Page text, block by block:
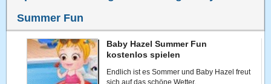
Summer Fun
Baby Hazel Summer Fun
kostenlos spielen
Endlich ist es Sommer und Baby Hazel freut
sich auf das schöne Wetter.